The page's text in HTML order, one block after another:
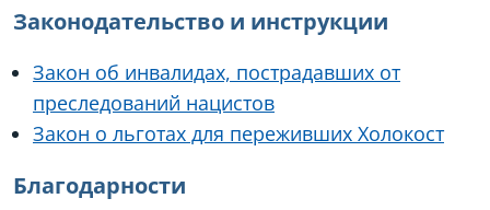
Законодательство и инструкции
Закон об инвалидах, пострадавших от
преследований нацистов
Закон о льготах для переживших Холокост
Благодарности